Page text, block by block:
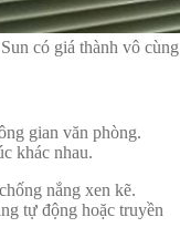
có giá thành vô
gian văn phòng.
khác nhau.
nắng xen kẽ.
tự động hoặc truyền